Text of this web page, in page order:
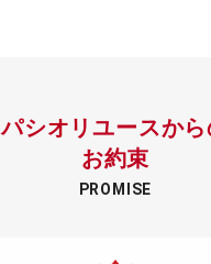
パシオリユースから
お約束
PROMISE